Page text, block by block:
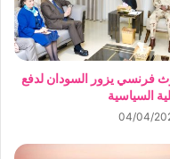
فرنسي يزور السودان لدفع
السياسية
04/04/